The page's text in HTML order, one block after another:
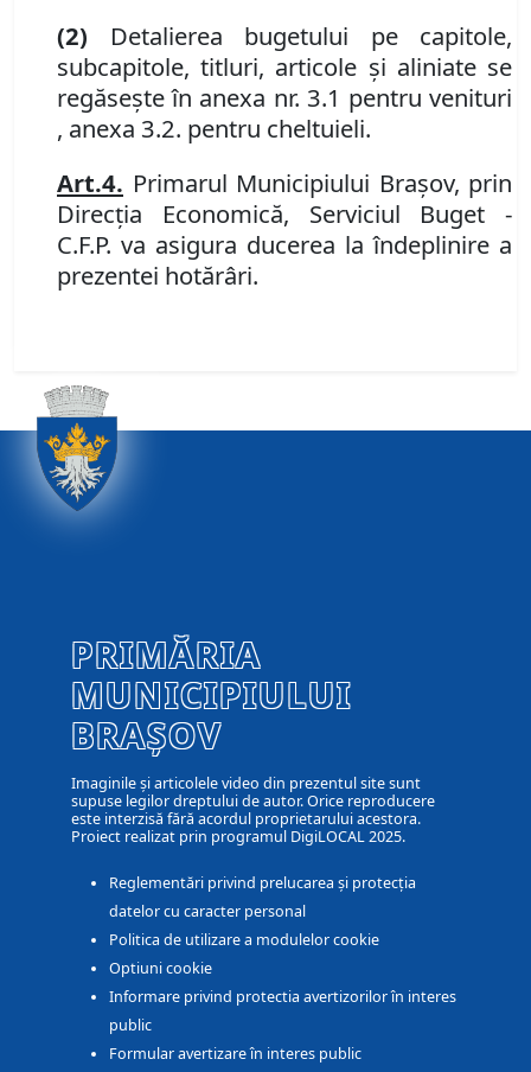
(2) Detalierea bugetului pe capitole,
subcapitole, titluri, articole şi aliniate se
regăseşte în anexa nr. 3.1 pentru venituri
, anexa 3.2. pentru cheltuieli.
Art.4. Primarul Municipiului Braşov, prin
Direcţia Economică, Serviciul Buget -
C.F.P. va asigura ducerea la îndeplinire a
prezentei hotărâri.
PRIMĂRIA
MUNICIPIULUI
BRAȘOV
Imaginile și articolele video din prezentul site sunt
supuse legilor dreptului de autor. Orice reproducere
este interzisă fără acordul proprietarului acestora.
Proiect realizat prin programul DigiLOCAL 2025.
Reglementări privind prelucarea și protecția
datelor cu caracter personal
Politica de utilizare a modulelor cookie
Optiuni cookie
Informare privind protectia avertizorilor în interes
public
Formular avertizare în interes public